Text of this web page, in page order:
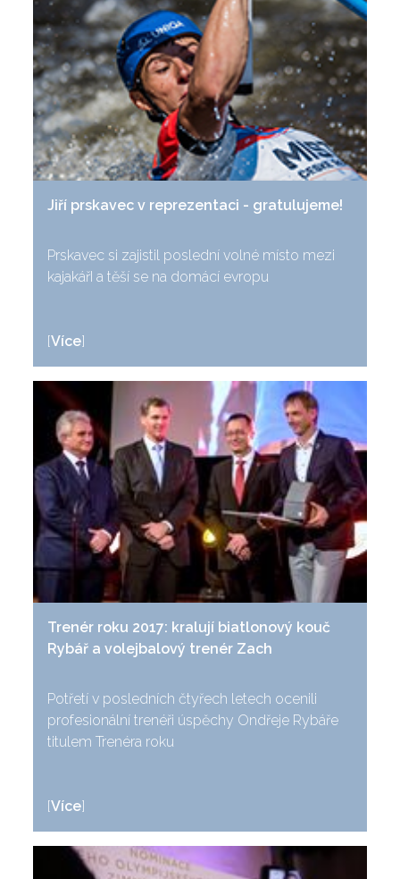
Jiří prskavec v reprezentaci - gratulujeme!
Prskavec si zajistil poslední volné místo mezi
kajakářI a těší se na domácí evropu
[Více]
Trenér roku 2017: kralují biatlonový kouč
Rybář a volejbalový trenér Zach
Potřetí v posledních čtyřech letech ocenili
profesionální trenéři úspěchy Ondřeje Rybáře
titulem Trenéra roku
[Více]